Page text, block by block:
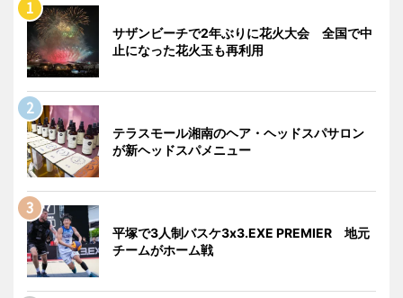
サザンビーチで2年ぶりに花火大会 全国で中
止になった花火玉も再利用
テラスモール湘南のヘア・ヘッドスパサロン
が新ヘッドスパメニュー
平塚で3人制バスケ3x3.EXE PREMIER 地元
チームがホーム戦